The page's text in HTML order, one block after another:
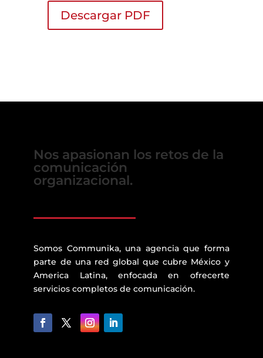
Descargar PDF
Nos apasionan los retos de la
comunicación
organizacional.
Somos Communika, una agencia que forma
parte de una red global que cubre México y
America Latina, enfocada en ofrecerte
servicios completos de comunicación.